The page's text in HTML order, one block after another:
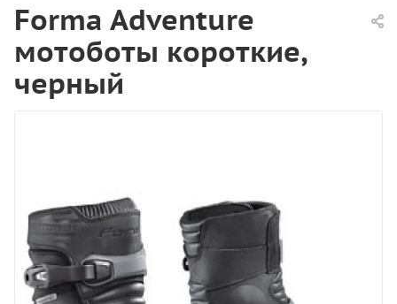
Forma Adventure
мотоботы короткие,
черный